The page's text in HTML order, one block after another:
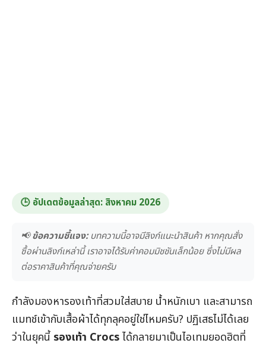
🕒 อัปเดตข้อมูลล่าสุด: สิงหาคม 2026
📢ข้อความชี้แจง:บทความนี้อาจมีลิงก์แนะนำสินค้า หากคุณสั่ง
ซื้อผ่านลิงก์เหล่านี้ เราอาจได้รับค่าคอมมิชชันเล็กน้อย ซึ่งไม่มีผล
ต่อราคาสินค้าที่คุณจ่ายครับ
กำลังมองหารองเท้าที่สวมใส่สบาย น้ำหนักเบา และสามารถ
แมทช์เข้ากับเสื้อผ้าได้ทุกลุคอยู่ใช่ไหมครับ? ปฏิเสธไม่ได้เลย
ว่าในยุคนี้ รองเท้า Crocsได้กลายมาเป็นไอเทมยอดฮิตที่